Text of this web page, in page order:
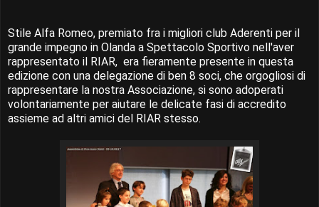
Stile Alfa Romeo, premiato fra i migliori club Aderenti per il
grande impegno in Olanda a Spettacolo Sportivo nell'aver
rappresentato il RIAR, era fieramente presente in questa
edizione con una delegazione di ben 8 soci, che orgogliosi di
rappresentare la nostra Associazione, si sono adoperati
volontariamente per aiutare le delicate fasi di accredito
assieme ad altri amici del RIAR stesso.